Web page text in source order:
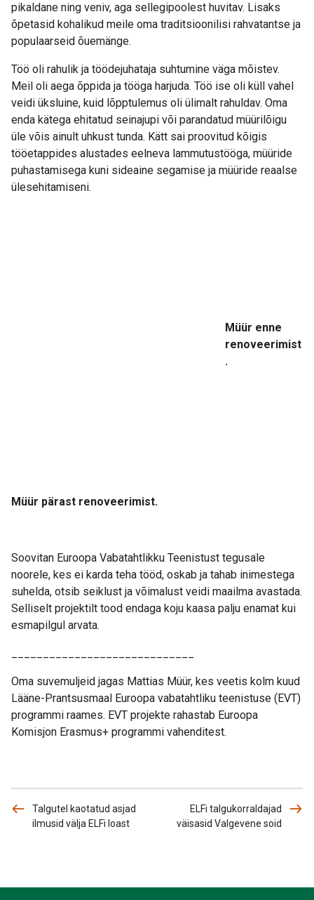
pikaldane ning veniv, aga sellegipoolest huvitav. Lisaks
õpetasid kohalikud meile oma traditsioonilisi rahvatantse ja
populaarseid õuemänge.
Töö oli rahulik ja töödejuhataja suhtumine väga mõistev.
Meil oli aega õppida ja tööga harjuda. Töö ise oli küll vahel
veidi üksluine, kuid lõpptulemus oli ülimalt rahuldav. Oma
enda kätega ehitatud seinajupi või parandatud müürilõigu
üle võis ainult uhkust tunda. Kätt sai proovitud kõigis
tööetappides alustades eelneva lammutustööga, müüride
puhastamisega kuni sideaine segamise ja müüride reaalse
ülesehitamiseni.
Müür enne
renoveerimist
.
Müür pärast renoveerimist.
Soovitan Euroopa Vabatahtlikku Teenistust tegusale
noorele, kes ei karda teha tööd, oskab ja tahab inimestega
suhelda, otsib seiklust ja võimalust veidi maailma avastada.
Selliselt projektilt tood endaga koju kaasa palju enamat kui
esmapilgul arvata.
Oma suvemuljeid jagas Mattias Müür, kes veetis kolm kuud
Lääne-Prantsusmaal Euroopa vabatahtliku teenistuse (EVT)
programmi raames. EVT projekte rahastab Euroopa
Komisjon Erasmus+ programmi vahenditest.
Talgutel kaotatud asjad
ilmusid välja ELFi loast
ELFi talgukorraldajad
väisasid Valgevene soid